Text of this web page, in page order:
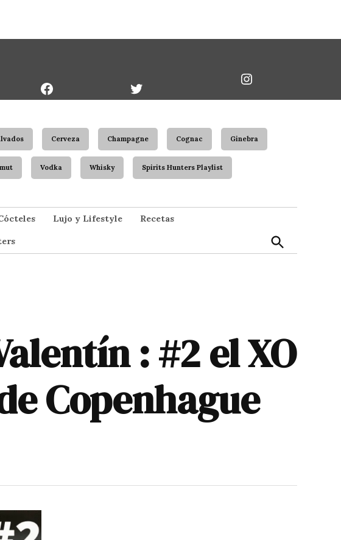
Cerveza Champagne Cognac Ginebra
Vodka Whisky Spirits Hunters Playlist
Lujo y Lifestyle Recetas
: #2 el XO
Copenhague